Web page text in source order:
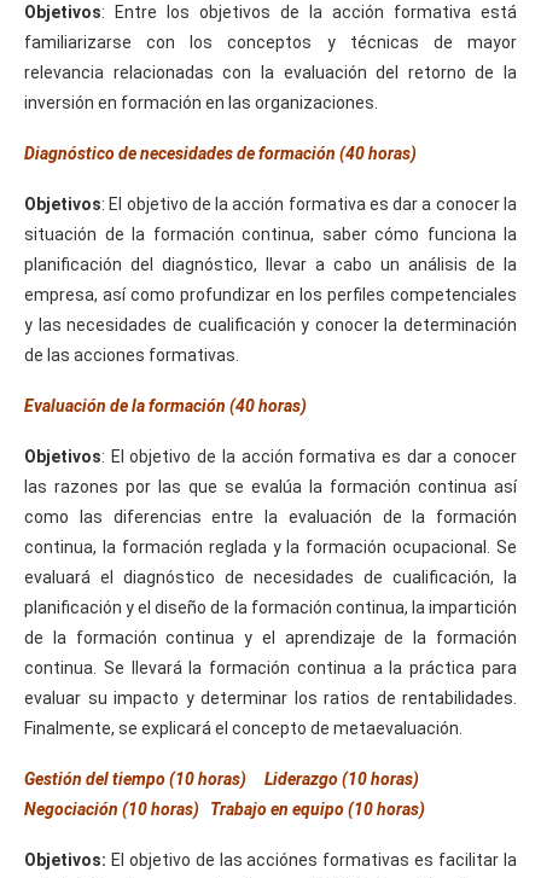
Objetivos: Entre los objetivos de la acción formativa está
familiarizarse con los conceptos y técnicas de mayor
relevancia relacionadas con la evaluación del retorno de la
inversión en formación en las organizaciones.
Diagnóstico de necesidades de formación (40 horas)
Objetivos: El objetivo de la acción formativa es dar a conocer la
situación de la formación continua, saber cómo funciona la
planificación del diagnóstico, llevar a cabo un análisis de la
empresa, así como profundizar en los perfiles competenciales
y las necesidades de cualificación y conocer la determinación
de las acciones formativas.
Evaluación de la formación (40 horas)
Objetivos: El objetivo de la acción formativa es dar a conocer
las razones por las que se evalúa la formación continua así
como las diferencias entre la evaluación de la formación
continua, la formación reglada y la formación ocupacional. Se
evaluará el diagnóstico de necesidades de cualificación, la
planificación y el diseño de la formación continua, la impartición
de la formación continua y el aprendizaje de la formación
continua. Se llevará la formación continua a la práctica para
evaluar su impacto y determinar los ratios de rentabilidades.
Finalmente, se explicará el concepto de metaevaluación.
Gestión del tiempo (10 horas)
Liderazgo (10 horas)
Negociación (10 horas) Trabajo en equipo (10 horas)
Objetivos: El objetivo de las acciónes formativas es facilitar la